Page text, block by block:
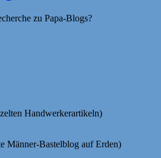
zu Papa-Blogs?
Handwerkerartikeln)
Männer-Bastelblog auf Erden)